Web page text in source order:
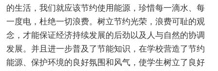
的生活，我们就应该节约使用能源，珍惜每一滴水、每
一度电，杜绝一切浪费。树立节约光荣，浪费可耻的观
念，才能保证经济持续发展的后劲以及人与自然的协调
发展。并且进一步普及了节能知识，在学校营造了节约
能源、保护环境的良好氛围和风气，使学生树立了良好